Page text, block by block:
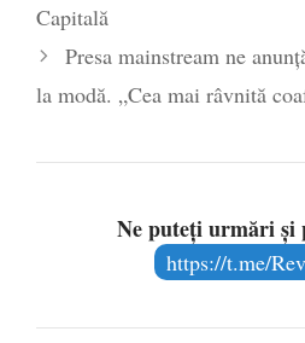
Capitală
Presa mainstream ne
la modă. „Cea mai râvnită
Ne puteți urmări și
https://t.me/